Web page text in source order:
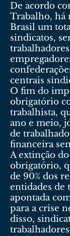
De acordo
Trabalho, há
Brasil um
sindicatos,
trabalhadores
centrais
O fim do
obrigatório
trabalhista,
ano e meio,
de
financeira
A extinção
obrigatório,
de 90% dos
entidades de
apontada
para a crise
disso,